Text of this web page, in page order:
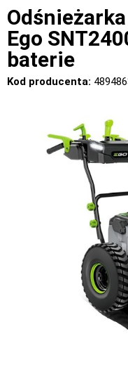
Ego
baterie
Kod producenta: